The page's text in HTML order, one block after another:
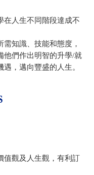
在人生不同階段達成不
知識、技能和態度，
他們作出明智的升學/就
，邁向豐盛的人生。
值觀及人生觀，有利訂